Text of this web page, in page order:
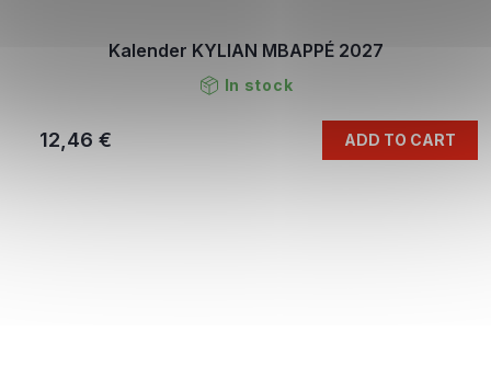
Kalender KYLIAN MBAPPÉ 2027
In stock
12,46 € ADD TO CART